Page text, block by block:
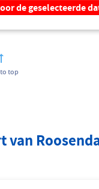
de geselecteerde
top
van